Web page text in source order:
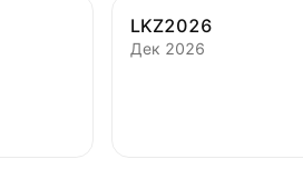
LKZ2026
Дек 2026